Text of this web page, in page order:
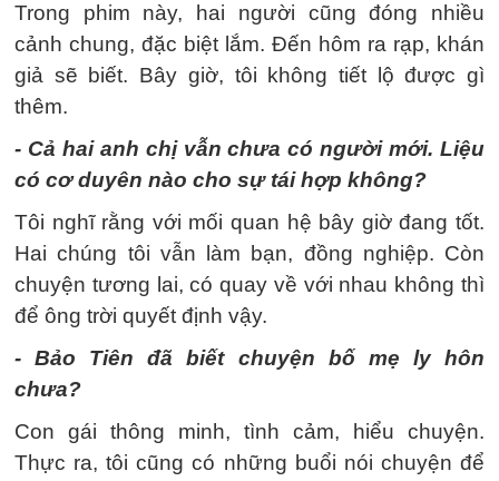
Trong phim này, hai người cũng đóng nhiều
cảnh chung, đặc biệt lắm. Đến hôm ra rạp, khán
giả sẽ biết. Bây giờ, tôi không tiết lộ được gì
thêm.
- Cả hai anh chị vẫn chưa có người mới. Liệu
có cơ duyên nào cho sự tái hợp không?
Tôi nghĩ rằng với mối quan hệ bây giờ đang tốt.
Hai chúng tôi vẫn làm bạn, đồng nghiệp. Còn
chuyện tương lai, có quay về với nhau không thì
để ông trời quyết định vậy.
- Bảo Tiên đã biết chuyện bố mẹ ly hôn
chưa?
Con gái thông minh, tình cảm, hiểu chuyện.
Thực ra, tôi cũng có những buổi nói chuyện để